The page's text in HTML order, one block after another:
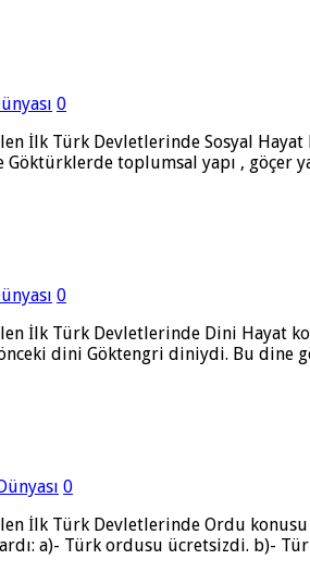
0
İlk Türk Devletlerinde Sosyal
toplumsal yapı , göçer
0
İlk Türk Devletlerinde Dini Hayat
dini Göktengri diniydi. Bu
0
İlk Türk Devletlerinde Ordu
a)- Türk ordusu ücretsizdi. b)-